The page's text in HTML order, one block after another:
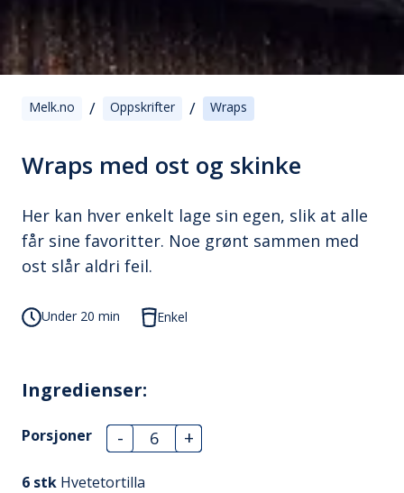
Melk.no / Oppskrifter / Wraps
Wraps med ost og skinke
Her kan hver enkelt lage sin egen, slik at alle
får sine favoritter. Noe grønt sammen med
ost slår aldri feil.
Under 20 min Enkel
Ingredienser:
Porsjoner - +
6 stk Hvetetortilla